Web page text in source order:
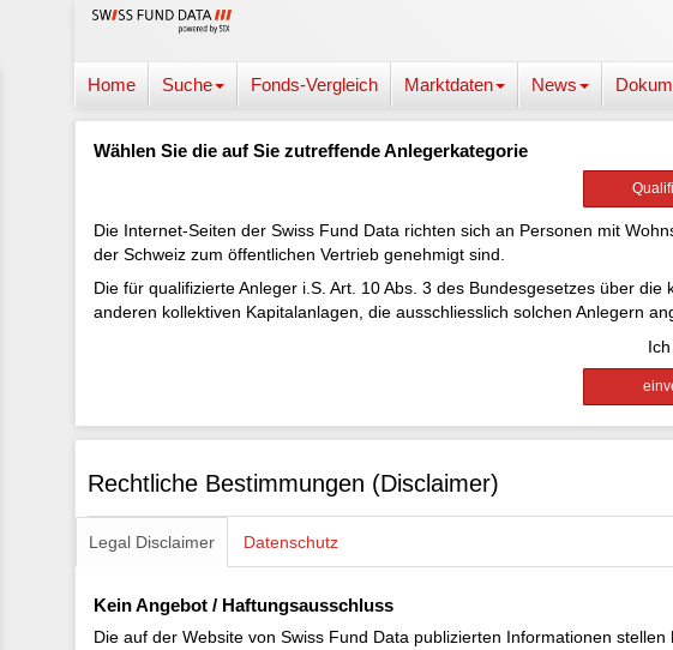
Home Suche Fonds-Vergleich Marktdaten News
Wählen Sie die auf Sie zutreffende Anlegerkategorie
Die Internet-Seiten der Swiss Fund Data richten sich an Personen mit
der Schweiz zum öffentlichen Vertrieb genehmigt sind.
Die für qualifizierte Anleger i.S. Art. 10 Abs. 3 des Bundesgesetzes über
anderen kollektiven Kapitalanlagen, die ausschliesslich solchen Anlegern
Rechtliche Bestimmungen (Disclaimer)
Legal Disclaimer Datenschutz
Kein Angebot / Haftungsausschluss
Die auf der Website von Swiss Fund Data publizierten Informationen